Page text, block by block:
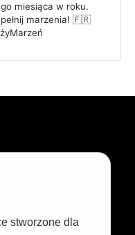
miesiąca w roku.
marzenia! 🇫🇷
stworzone dla